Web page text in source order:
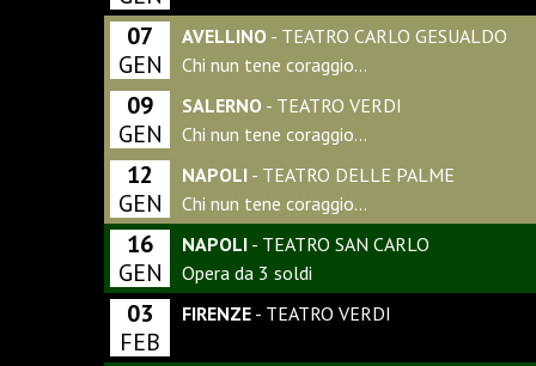
07
GEN
AVELLINO - TEATRO CARLO GESUALDO
Chi nun tene coraggio…
09
GEN
SALERNO - TEATRO VERDI
Chi nun tene coraggio…
12
GEN
NAPOLI - TEATRO DELLE PALME
Chi nun tene coraggio…
16
GEN
NAPOLI - TEATRO SAN CARLO
Opera da 3 soldi
03
FEB
FIRENZE - TEATRO VERDI